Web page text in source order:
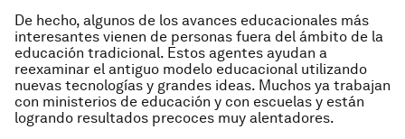
De hecho, algunos de los avances educacionales más
interesantes vienen de personas fuera del ámbito de la
educación tradicional. Estos agentes ayudan a
reexaminar el antiguo modelo educacional utilizando
nuevas tecnologías y grandes ideas. Muchos ya trabajan
con ministerios de educación y con escuelas y están
logrando resultados precoces muy alentadores.